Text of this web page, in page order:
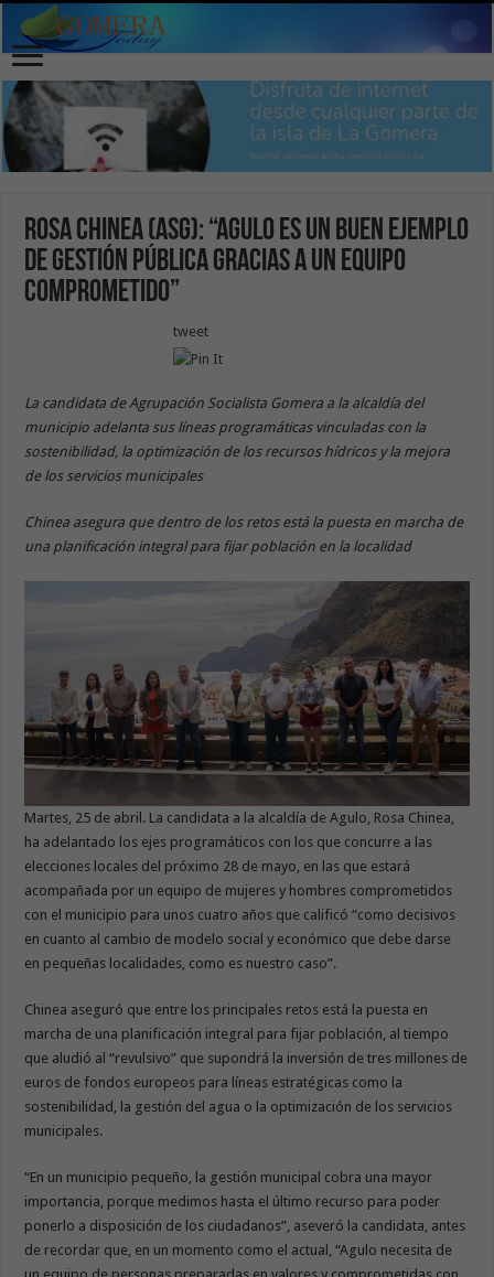
Rosa Chinea (ASG): “Agulo es un buen ejemplo
de gestión pública gracias a un equipo
comprometido”
tweet
La candidata de Agrupación Socialista Gomera a la alcaldía del
municipio adelanta sus líneas programáticas vinculadas con la
sostenibilidad, la optimización de los recursos hídricos y la mejora
de los servicios municipales
Chinea asegura que dentro de los retos está la puesta en marcha de
una planificación integral para fijar población en la localidad
Martes, 25 de abril. La candidata a la alcaldía de Agulo, Rosa Chinea,
ha adelantado los ejes programáticos con los que concurre a las
elecciones locales del próximo 28 de mayo, en las que estará
acompañada por un equipo de mujeres y hombres comprometidos
con el municipio para unos cuatro años que calificó “como decisivos
en cuanto al cambio de modelo social y económico que debe darse
en pequeñas localidades, como es nuestro caso”.
Chinea aseguró que entre los principales retos está la puesta en
marcha de una planificación integral para fijar población, al tiempo
que aludió al “revulsivo” que supondrá la inversión de tres millones de
euros de fondos europeos para líneas estratégicas como la
sostenibilidad, la gestión del agua o la optimización de los servicios
municipales.
“En un municipio pequeño, la gestión municipal cobra una mayor
importancia, porque medimos hasta el último recurso para poder
ponerlo a disposición de los ciudadanos”, aseveró la candidata, antes
de recordar que, en un momento como el actual, “Agulo necesita de